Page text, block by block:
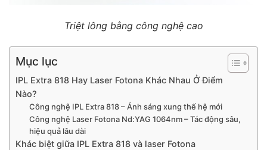
Triệt lông bằng công nghệ cao
Mục lục
IPL Extra 818 Hay Laser Fotona Khác Nhau Ở Điểm
Nào?
Công nghệ IPL Extra 818 – Ánh sáng xung thế hệ mới
Công nghệ Laser Fotona Nd:YAG 1064nm – Tác động sâu,
hiệu quả lâu dài
Khác biệt giữa IPL Extra 818 và laser Fotona